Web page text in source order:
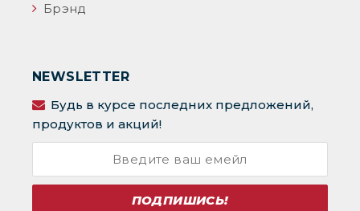
Брэнд
NEWSLETTER
Будь в курсе последних предложений,
продуктов и акций!
ПОДПИШИСЬ!